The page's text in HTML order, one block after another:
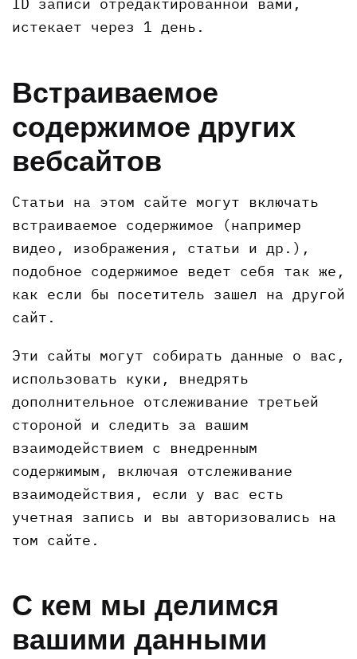
ID записи отредактированной вами,
истекает через 1 день.
Встраиваемое
содержимое других
вебсайтов
Статьи на этом сайте могут включать
встраиваемое содержимое (например
видео, изображения, статьи и др.),
подобное содержимое ведет себя так же,
как если бы посетитель зашел на другой
сайт.
Эти сайты могут собирать данные о вас,
использовать куки, внедрять
дополнительное отслеживание третьей
стороной и следить за вашим
взаимодействием с внедренным
содержимым, включая отслеживание
взаимодействия, если у вас есть
учетная запись и вы авторизовались на
том сайте.
С кем мы делимся
вашими данными